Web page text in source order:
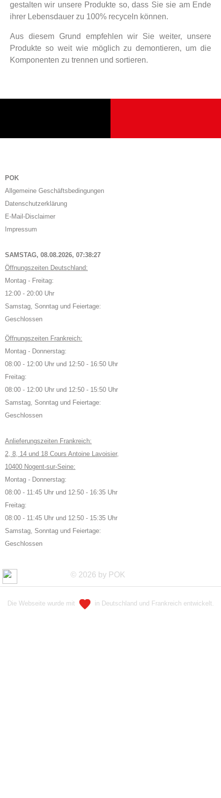
gestalten wir unsere Produkte so, dass Sie sie am Ende
ihrer Lebensdauer zu 100% recyceln können.
Aus diesem Grund empfehlen wir Sie weiter, unsere
Produkte so weit wie möglich zu demontieren, um die
Komponenten zu trennen und sortieren.
POK
Allgemeine Geschäftsbedingungen
Datenschutzerklärung
E-Mail-Disclaimer
Impressum
SAMSTAG, 08.08.2026, 07:38:28
Öffnungszeiten Deutschland:
Montag - Freitag:
12:00 - 20:00 Uhr
Samstag, Sonntag und Feiertage:
Geschlossen
Öffnungszeiten Frankreich:
Montag - Donnerstag:
08:00 - 12:00 Uhr und 12:50 - 16:50 Uhr
Freitag:
08:00 - 12:00 Uhr und 12:50 - 15:50 Uhr
Samstag, Sonntag und Feiertage:
Geschlossen
Anlieferungszeiten Frankreich:
2, 8, 14 und 18 Cours Antoine Lavoisier,
10400 Nogent-sur-Seine:
Montag - Donnerstag:
08:00 - 11:45 Uhr und 12:50 - 16:35 Uhr
Freitag:
08:00 - 11:45 Uhr und 12:50 - 15:35 Uhr
Samstag, Sonntag und Feiertage:
Geschlossen
© 2026 by POK
Die Webseite wurde mit in Deutschland und Frankreich entwickelt.